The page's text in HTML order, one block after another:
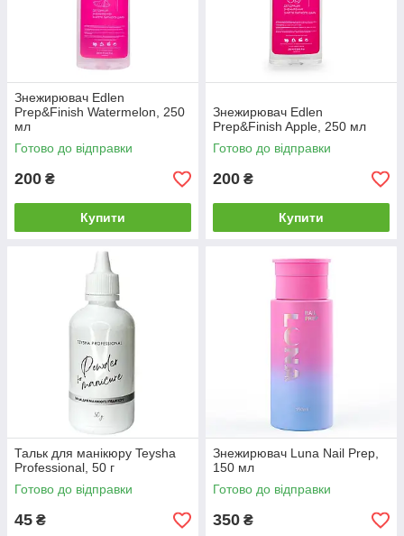
Знежирювач Edlen
Prep&Finish Watermelon, 250
мл
Готово до відправки
200 ₴
Купити
Знежирювач Edlen
Prep&Finish Apple, 250 мл
Готово до відправки
200 ₴
Купити
Тальк для манікюру Teysha
Professional, 50 г
Готово до відправки
45 ₴
Знежирювач Luna Nail Prep,
150 мл
Готово до відправки
350 ₴